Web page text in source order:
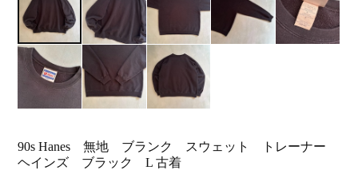
90s Hanes 無地 ブランク スウェット トレーナー
ヘインズ ブラック L 古着